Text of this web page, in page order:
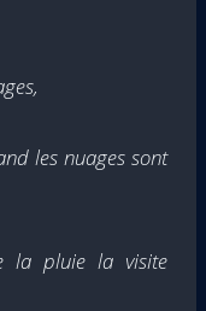
les nuages sont
la pluie la visite